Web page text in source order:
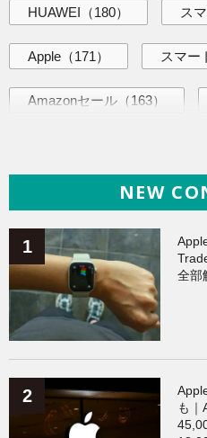
HUAWEI （180） ス
Apple （171） スマー
Amazonセール （163）
（138）
ガジェット（135）
AppleWatchアクセサリー（
Xiaomi（119）
NEW
全部
も｜